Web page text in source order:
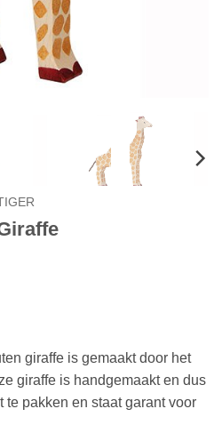
giraffe is gemaakt door het
giraffe is handgemaakt en dus
pakken en staat garant voor